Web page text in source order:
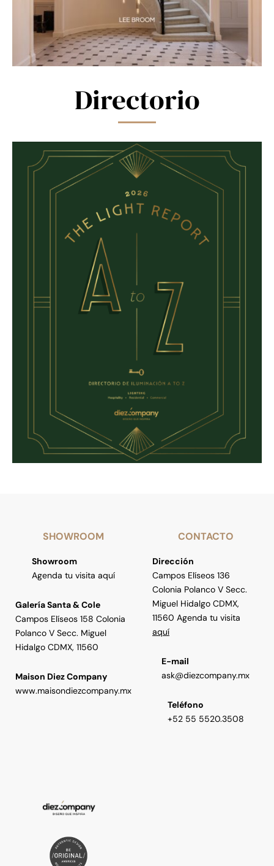
Directorio
SHOWROOM
Showroom
Agenda tu visita aquí
Galería Santa & Cole
Campos Elíseos 158 Colonia
Polanco V Secc. Miguel
Hidalgo CDMX, 11560
Maison Diez Company
www.maisondiezcompany.mx
CONTACTO
Dirección
Campos Elíseos 136
Colonia Polanco V Secc.
Miguel Hidalgo CDMX,
11560 Agenda tu visita
aquí
E-mail
ask@diezcompany.mx
Teléfono
+52 55 5520.3508